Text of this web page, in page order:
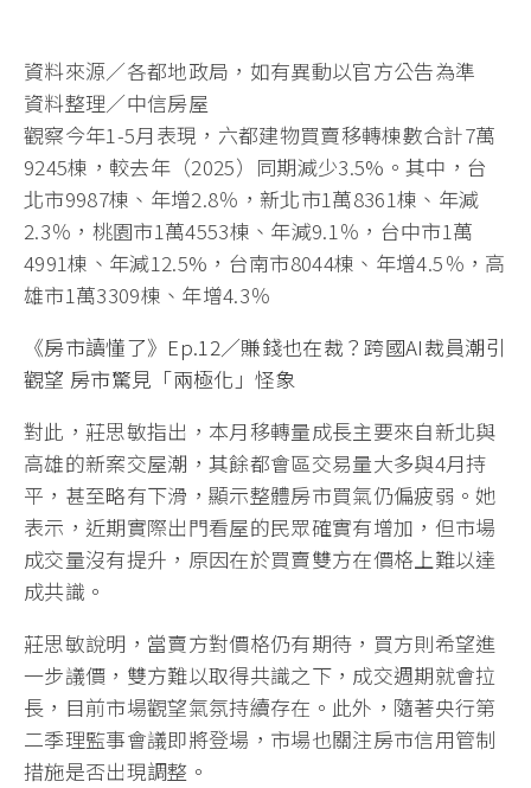
資料來源／各都地政局，如有異動以官方公告為準
資料整理／中信房屋
觀察今年1-5月表現，六都建物買賣移轉棟數合計7萬
9245棟，較去年（2025）同期減少3.5%。其中，台
北市9987棟、年增2.8％，新北市1萬8361棟、年減
2.3％，桃園市1萬4553棟、年減9.1％，台中市1萬
4991棟、年減12.5%，台南市8044棟、年增4.5％，高
雄市1萬3309棟、年增4.3％
《房市讀懂了》Ep.12／賺錢也在裁？跨國AI裁員潮引
觀望 房市驚見「兩極化」怪象
對此，莊思敏指出，本月移轉量成長主要來自新北與
高雄的新案交屋潮，其餘都會區交易量大多與4月持
平，甚至略有下滑，顯示整體房市買氣仍偏疲弱。她
表示，近期實際出門看屋的民眾確實有增加，但市場
成交量沒有提升，原因在於買賣雙方在價格上難以達
成共識。
莊思敏說明，當賣方對價格仍有期待，買方則希望進
一步議價，雙方難以取得共識之下，成交週期就會拉
長，目前市場觀望氣氛持續存在。此外，隨著央行第
二季理監事會議即將登場，市場也關注房市信用管制
措施是否出現調整。